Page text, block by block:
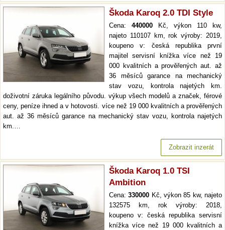
Škoda Karoq 2.0 TDI Style
Cena: 440000 Kč, výkon 110 kw,
najeto 110107 km, rok výroby: 2019,
koupeno v: česká republika první
majitel servisní knížka více než 19
000 kvalitních a prověřených aut. až
36 měsíců garance na mechanický
stav vozu, kontrola najetých km.
doživotní záruka legálního původu. výkup všech modelů a značek, férové
ceny, peníze ihned a v hotovosti. více než 19 000 kvalitních a prověřených
aut. až 36 měsíců garance na mechanický stav vozu, kontrola najetých
km.…
Zobrazit inzerát
Škoda Karoq 1.0 TSI
Ambition
Cena:330000 Kč, výkon 85 kw, najeto
132575 km, rok výroby: 2018,
koupeno v: česká republika servisní
knížka více než 19 000 kvalitních a